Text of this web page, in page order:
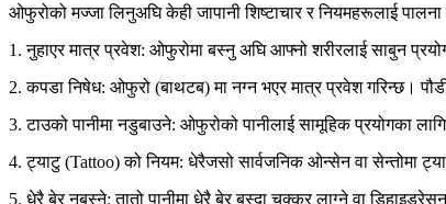
ओफुरोको मज्जा लिनुअघि केही जापानी शिष्टाचार र नियमहरूलाई
1.नुहाएर मात्र प्रवेश: ओफुरोमा बस्नुअघिआफ्नो शरीरलाई साबुन
2.कपडा निषेध: ओफुरो (बाथटब) मानग्नभएर मात्र प्रवेश गरिन्छ।
3.टाउको पानीमा नडुबाउने: ओफुरोको पानीलाई सामूहिक प्रयोगका
4.ट्याटु (Tattoo) को नियम: धेरैजसो सार्वजनिक ओन्सेन वा सेन्तोमा
5. धेरै बेर नबस्ने: तातो पानीमा धेरै बेर बस्दा चक्कर लाग्ने वा